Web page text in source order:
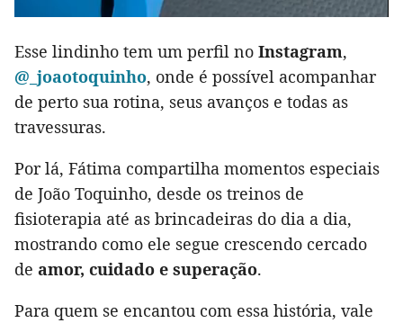
Esse lindinho tem um perfil no Instagram,
@_joaotoquinho, onde é possível acompanhar
de perto sua rotina, seus avanços e todas as
travessuras.
Por lá, Fátima compartilha momentos especiais
de João Toquinho, desde os treinos de
fisioterapia até as brincadeiras do dia a dia,
mostrando como ele segue crescendo cercado
de amor, cuidado e superação.
Para quem se encantou com essa história, vale